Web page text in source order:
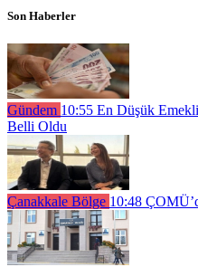
Son Haberler
Gündem 10:55 En Düşük
Belli Oldu
Çanakkale Bölge 10:48